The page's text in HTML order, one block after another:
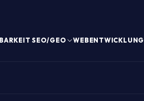
SEO/GEO WEBENTWICKLUNG